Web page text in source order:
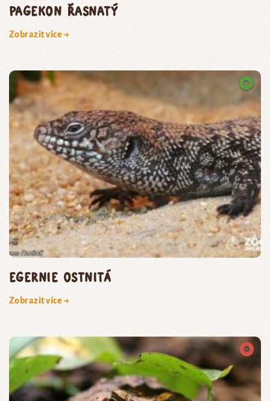
pagekon řasnatý
Zobrazit více →
egernie ostnitá
Zobrazit více →